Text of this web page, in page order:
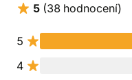
5 (38 hodnocení)
5
4